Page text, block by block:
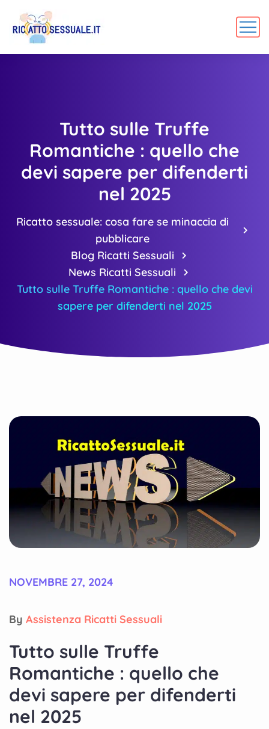
Tutto sulle Truffe
Romantiche : quello che
devi sapere per difenderti
nel 2025
Ricatto sessuale: cosa fare se minaccia di
pubblicare
Blog Ricatti Sessuali
News Ricatti Sessuali
Tutto sulle Truffe Romantiche : quello che devi
sapere per difenderti nel 2025
NOVEMBRE 27, 2024
By Assistenza Ricatti Sessuali
Tutto sulle Truffe
Romantiche : quello che
devi sapere per difenderti
nel 2025